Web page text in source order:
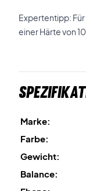
Expertentipp:
einer Härte von
Marke:
Farbe:
Gewicht:
Balance: